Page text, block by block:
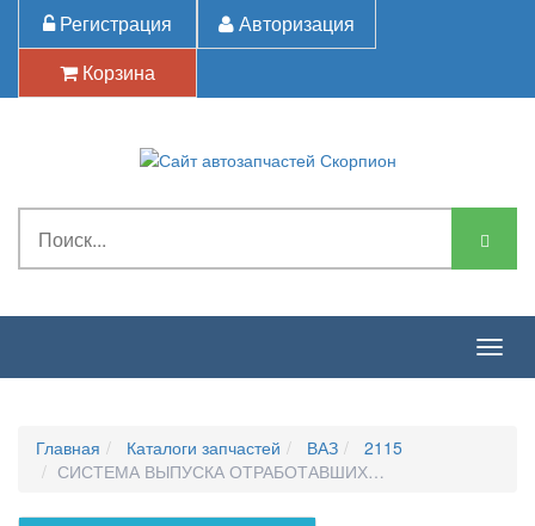
Регистрация
Авторизация
Корзина
Главная Каталоги запчастей ВАЗ
2115
СИСТЕМА ВЫПУСКА ОТРАБОТАВШИХ ГАЗОВ-ТРУБЫ